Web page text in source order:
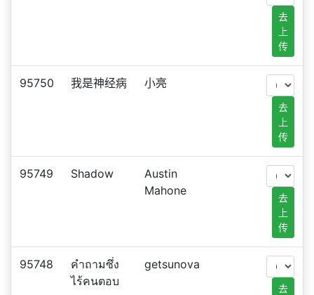
去
上
传
95750 我是神经病 小亮
去
上
传
95749 Shadow
Austin
Mahone
去
上
传
95748
คำถามซึ่ง
ไร้คนตอบ
getsunova
去